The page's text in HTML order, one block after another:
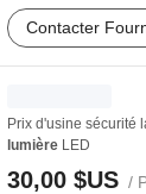
Contacter
Prix d'usine sécurité
lumière LED
30,00 $US /